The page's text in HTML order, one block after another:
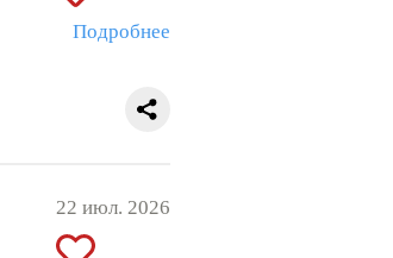
Подробнее
22 июл. 2026